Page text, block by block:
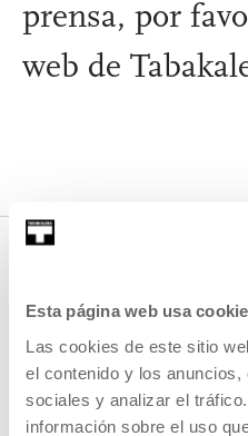
Esta página web usa
Las cookies de este sitio
el contenido y los
sociales y analizar el
información sobre el uso
prensa, por
web de
Medios de
T.+34 943 011 311 /+34